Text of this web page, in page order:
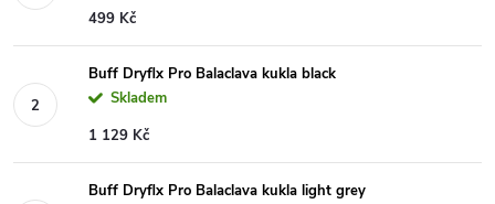
499 Kč
Buff Dryflx Pro Balaclava kukla black
Skladem
1 129 Kč
Buff Dryflx Pro Balaclava kukla light grey